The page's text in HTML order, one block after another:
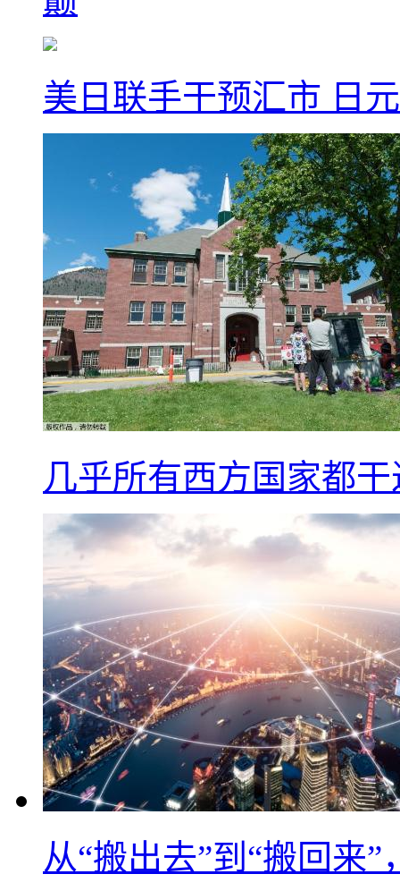
美日联手干预汇市 日
几乎所有西方国家都
从“搬出去”到“搬回来